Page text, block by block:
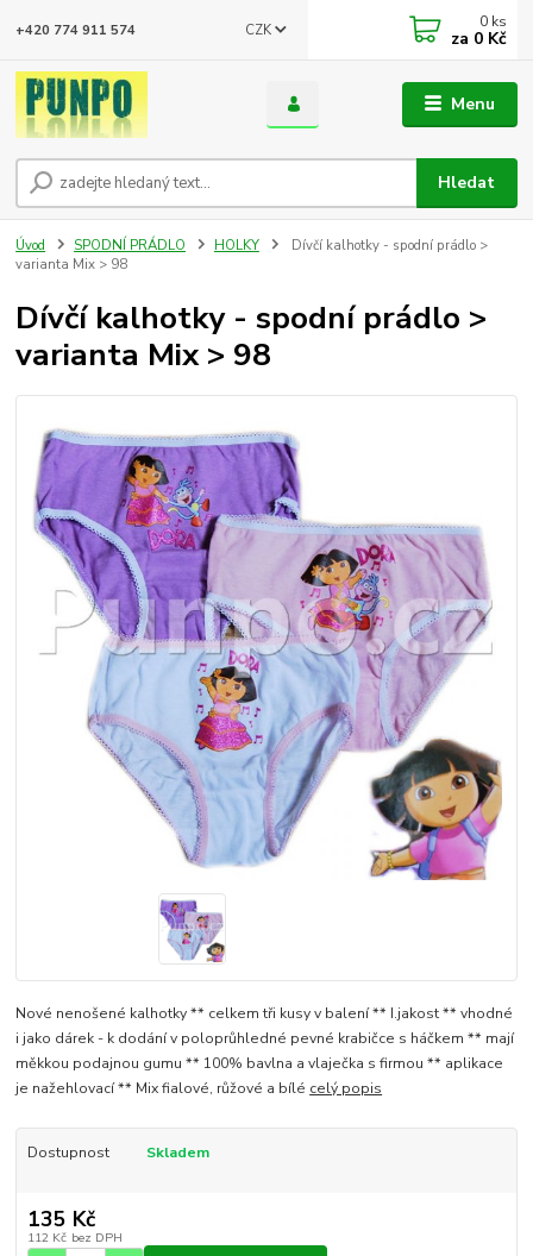
Menu
CZK
Hledat
+420 774 911 574 0 ks
za 0 Kč
Úvod SPODNÍ PRÁDLO HOLKY
Dívčí kalhotky - spodní prádlo >
varianta Mix > 98
Dívčí kalhotky - spodní prádlo >
varianta Mix > 98
Nové nenošené kalhotky ** celkem tři kusy v balení ** I.jakost ** vhodné
i jako dárek - k dodání v poloprůhledné pevné krabičce s háčkem ** mají
měkkou podajnou gumu ** 100% bavlna a vlaječka s firmou ** aplikace
je nažehlovací ** Mix fialové, růžové a bílé celý popis
Dostupnost Skladem
135 Kč
112 Kč bez DPH